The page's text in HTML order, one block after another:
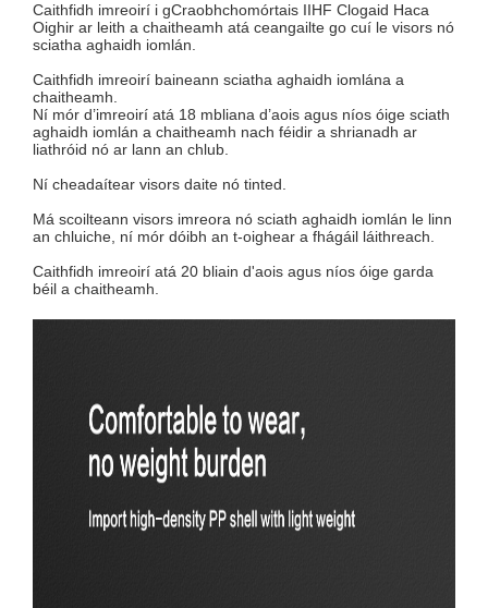
Caithfidh imreoirí i gCraobhchomórtais IIHF Clogaid Haca
Oighir ar leith a chaitheamh atá ceangailte go cuí le visors nó
sciatha aghaidh iomlán.
Caithfidh imreoirí baineann sciatha aghaidh iomlána a
chaitheamh.
Ní mór d’imreoirí atá 18 mbliana d’aois agus níos óige sciath
aghaidh iomlán a chaitheamh nach féidir a shrianadh ar
liathróid nó ar lann an chlub.
Ní cheadaítear visors daite nó tinted.
Má scoilteann visors imreora nó sciath aghaidh iomlán le linn
an chluiche, ní mór dóibh an t-oighear a fhágáil láithreach.
Caithfidh imreoirí atá 20 bliain d'aois agus níos óige garda
béil a chaitheamh.